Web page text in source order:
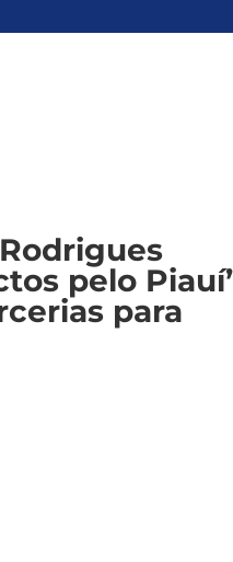
pelo Piauí’
para